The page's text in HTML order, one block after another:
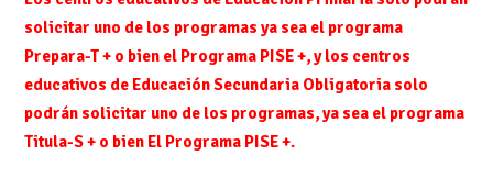
solicitar uno de los programas ya sea el programa
Prepara-T + o bien el Programa PISE +, y los centros
educativos de Educación Secundaria Obligatoria solo
podrán solicitar uno de los programas, ya sea el programa
Titula-S + o bien El Programa PISE +.